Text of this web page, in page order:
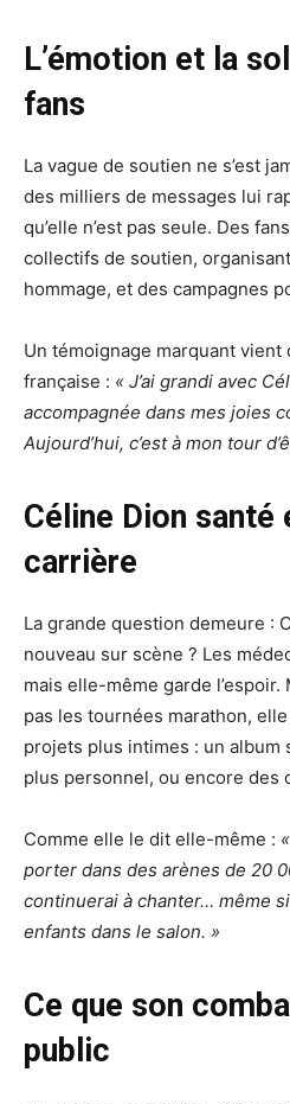
L’émotion et la
fans
La vague de soutien ne s’est
des milliers de messages lui
qu’elle n’est pas seule. Des
collectifs de soutien,
hommage, et des campagnes
Un témoignage marquant vient
française : « J’ai grandi avec
accompagnée dans mes joies
Aujourd’hui, c’est à mon tour
Céline Dion santé
carrière
La grande question demeure :
nouveau sur scène ? Les
mais elle-même garde
pas les tournées marathon,
projets plus intimes : un album
plus personnel, ou encore des
Comme elle le dit elle-même :
porter dans des arènes de 20
continuerai à chanter… même
enfants dans le salon. »
Ce que son
public